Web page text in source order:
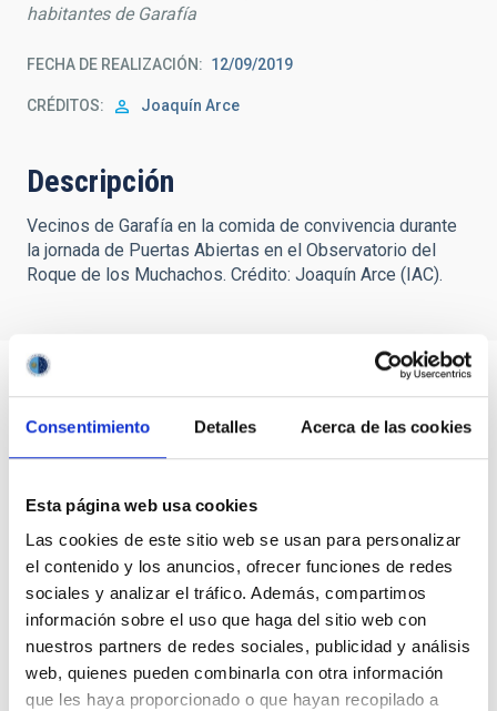
Consentimiento Detalles Acerca de las cookies
Esta página web usa cookies
Las cookies de este sitio web se usan para personalizar
el contenido y los anuncios, ofrecer funciones de redes
sociales y analizar el tráfico. Además, compartimos
información sobre el uso que haga del sitio web con
nuestros partners de redes sociales, publicidad y análisis
web, quienes pueden combinarla con otra información
que les haya proporcionado o que hayan recopilado a
habitantes de Garafía
FECHA DE REALIZACIÓN 12/09/2019
CRÉDITOS Joaquín Arce
Descripción
Vecinos de Garafía en la comida de convivencia durante
la jornada de Puertas Abiertas en el Observatorio del
Roque de los Muchachos. Crédito: Joaquín Arce (IAC).